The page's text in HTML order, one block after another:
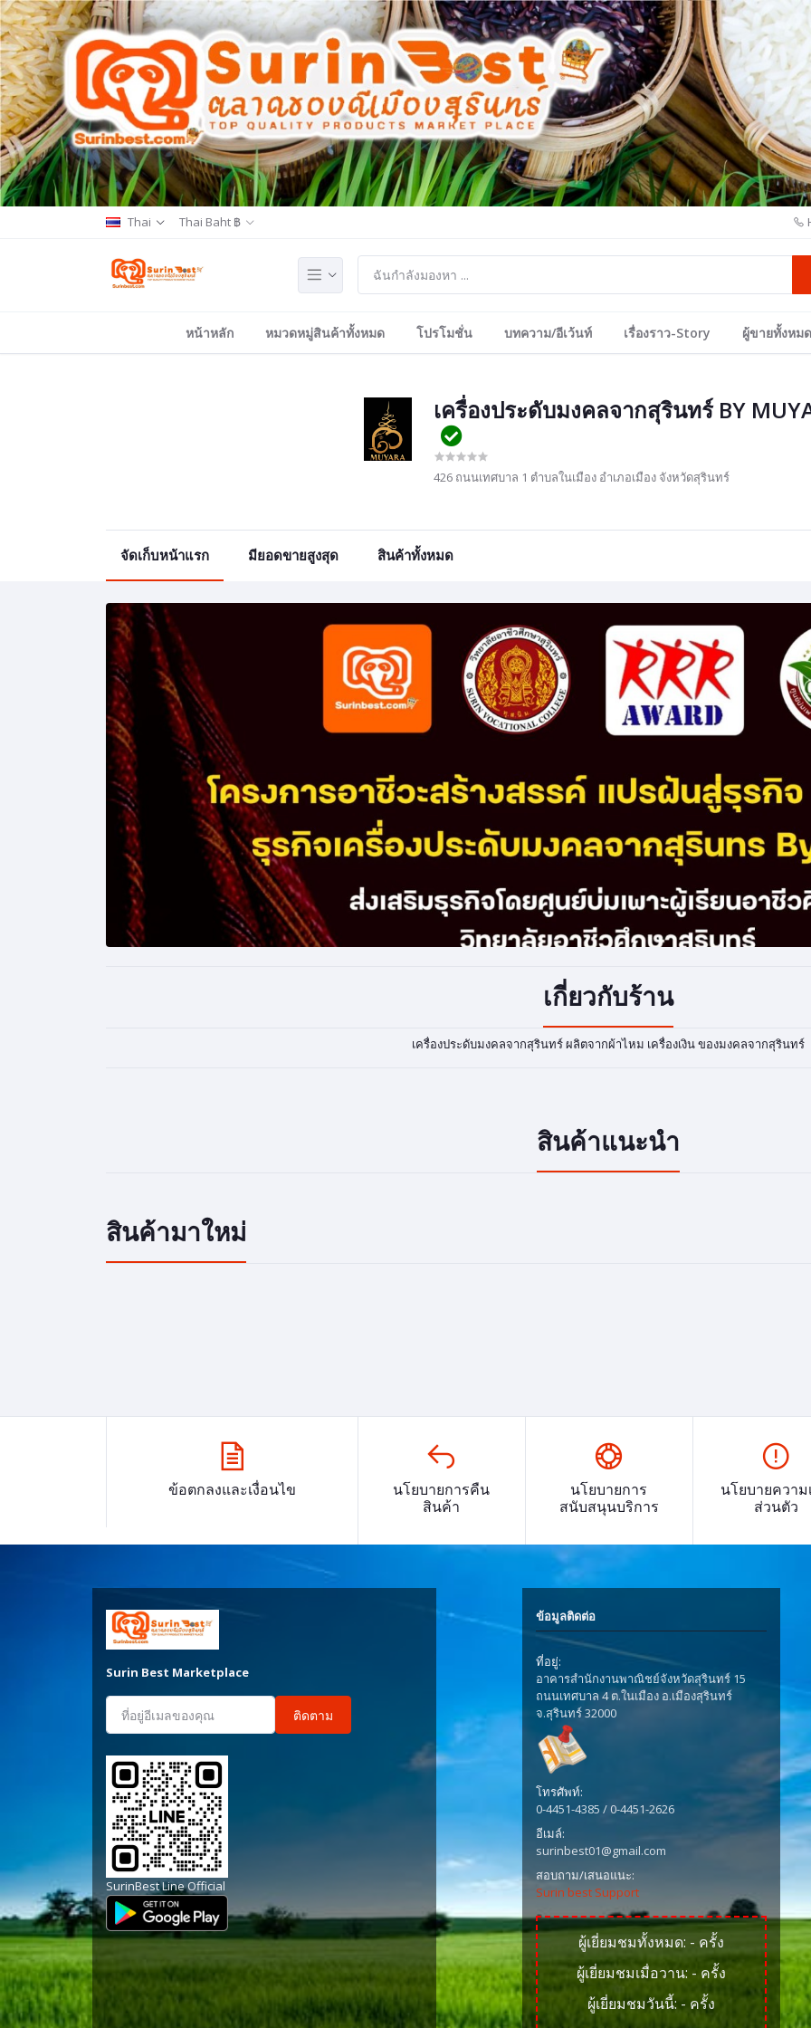
Thai Thai Baht ฿
หน้าหลัก หมวดหมู่สินค้าทั้งหมด โปรโมชั่น บทความ/อีเว้นท์ เรื่องราว-Story ผู้ขายทั้งหมด
เครื่องประดับมงคลจากสุรินทร์ BY
426 ถนนเทศบาล 1 ตำบลในเมือง อำเภอเมือง จังหวัดสุรินทร์
จัดเก็บหน้าแรก มียอดขายสูงสุด สินค้าทั้งหมด
เกี่ยวกับร้าน
เครื่องประดับมงคลจากสุรินทร์ ผลิตจากผ้าไหม เครื่องเงิน ของมงคลจากสุรินทร์
สินค้าแนะนำ
สินค้ามาใหม่
ข้อตกลงและเงื่อนไข
นโยบายการคืน
สินค้า
นโยบายการ
สนับสนุนบริการ
นโยบายความ
ส่วนตัว
Surin Best Marketplace
ติดตาม
SurinBest Line Official
ข้อมูลติดต่อ
ที่อยู่:
อาคารสำนักงานพาณิชย์จังหวัดสุรินทร์ 15
ถนนเทศบาล 4 ต.ในเมือง อ.เมืองสุรินทร์
จ.สุรินทร์ 32000
โทรศัพท์:
0-4451-4385 / 0-4451-2626
อีเมล์:
surinbest01@gmail.com
สอบถาม/เสนอแนะ:
Surin best Support
ผู้เยี่ยมชมทั้งหมด: - ครั้ง
ผู้เยี่ยมชมเมื่อวาน: -ครั้ง
ผู้เยี่ยมชมวันนี้: - ครั้ง